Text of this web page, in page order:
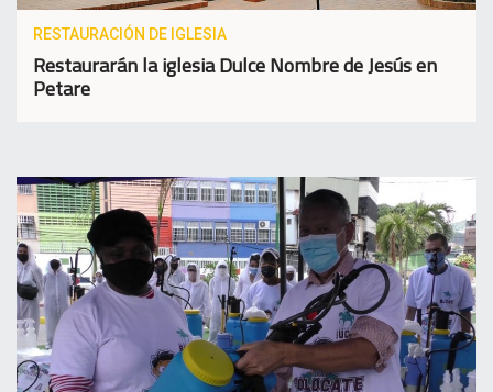
RESTAURACIÓN DE IGLESIA
Restaurarán la iglesia Dulce Nombre de Jesús en
Petare